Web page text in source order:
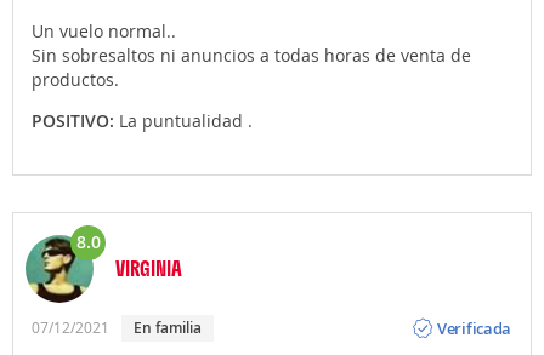
Un vuelo normal..
Sin sobresaltos ni anuncios a todas horas de venta de
productos.
POSITIVO: La puntualidad .
8.0
VIRGINIA
07/12/2021 en familia
Verificada